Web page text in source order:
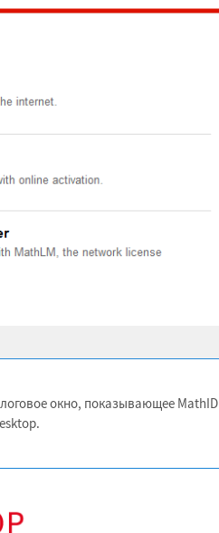
окно, показывающее MathID